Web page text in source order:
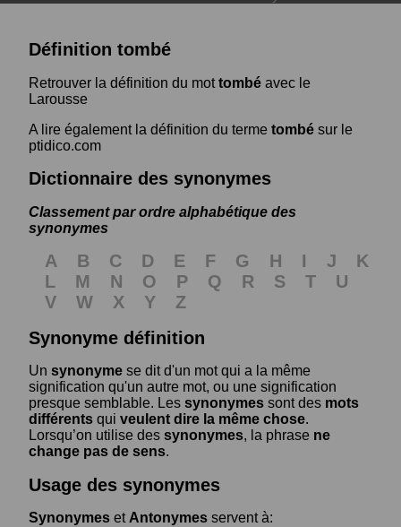
Définition tombé
Retrouver la définition du mottombé avec le
Larousse
A lire également la définition du terme tombé sur le
ptidico.com
Dictionnaire des synonymes
Classement par ordre alphabétique des
synonymes
A B C D E F G H I J
K
L
M N O P Q R S T
U
V
W X Y
Z
Synonyme définition
Un synonyme se dit d'un mot qui a la même
signification qu'un autre mot, ou une signification
presque semblable. Les synonymes sont des mots
différents qui veulent dire la même chose.
Lorsqu’on utilise des synonymes, la phrase ne
change pas de sens.
Usage des synonymes
Synonymes etAntonymes servent à: